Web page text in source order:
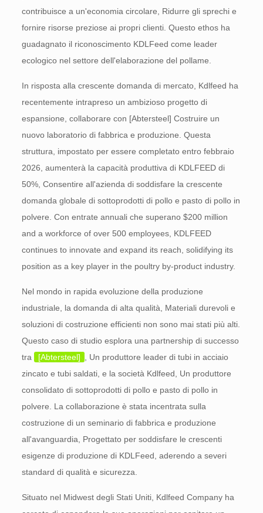
contribuisce a un'economia circolare, Ridurre gli sprechi e
fornire risorse preziose ai propri clienti. Questo ethos ha
guadagnato il riconoscimento KDLFeed come leader
ecologico nel settore dell'elaborazione del pollame.
In risposta alla crescente domanda di mercato, Kdlfeed ha
recentemente intrapreso un ambizioso progetto di
espansione, collaborare con [Abtersteel] Costruire un
nuovo laboratorio di fabbrica e produzione. Questa
struttura, impostato per essere completato entro febbraio
2026, aumenterà la capacità produttiva di KDLFEED di
50%, Consentire all'azienda di soddisfare la crescente
domanda globale di sottoprodotti di pollo e pasto di pollo in
polvere. Con entrate annuali che superano $200 million
and a workforce of over 500 employees, KDLFEED
continues to innovate and expand its reach, solidifying its
position as a key player in the poultry by-product industry.
Nel mondo in rapida evoluzione della produzione
industriale, la domanda di alta qualità, Materiali durevoli e
soluzioni di costruzione efficienti non sono mai stati più alti.
Questo caso di studio esplora una partnership di successo
tra
[Abtersteel] , Un produttore leader di tubi in acciaio
zincato e tubi saldati, e la società Kdlfeed, Un produttore
consolidato di sottoprodotti di pollo e pasto di pollo in
polvere. La collaborazione è stata incentrata sulla
costruzione di un seminario di fabbrica e produzione
all'avanguardia, Progettato per soddisfare le crescenti
esigenze di produzione di KDLFeed, aderendo a severi
standard di qualità e sicurezza.
Situato nel Midwest degli Stati Uniti, Kdlfeed Company ha